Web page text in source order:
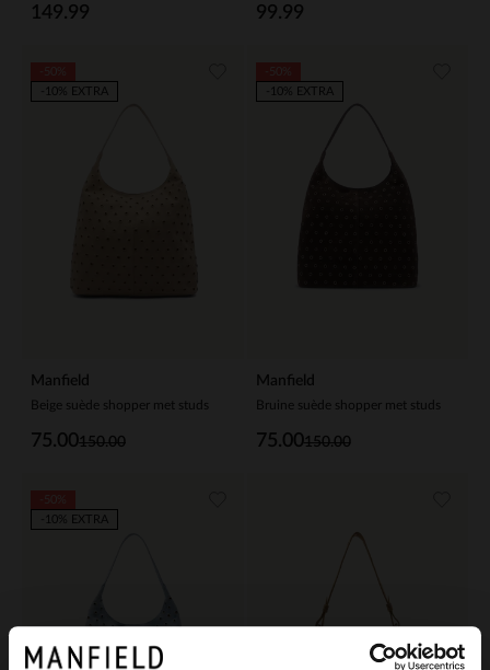
149.99 99.99
Manfield
Beige suède shopper met studs
150.00
75.00
-10% EXTRA
Manfield
Bruine suède shopper met studs
150.00
75.00
-10% EXTRA
-10% EXTRA